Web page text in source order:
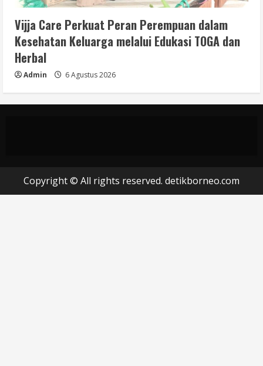
Vijja Care Perkuat Peran Perempuan dalam
Kesehatan Keluarga melalui Edukasi TOGA dan
Herbal
Admin 6 Agustus 2026
Copyright © All rights reserved. detikborneo.com